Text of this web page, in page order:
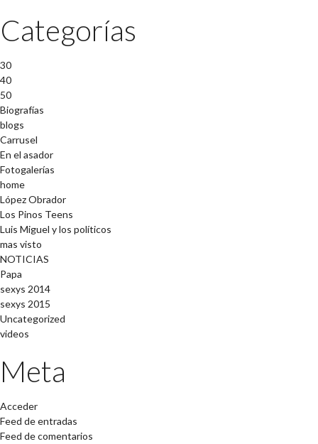
Categorías
30
40
50
Biografías
blogs
Carrusel
En el asador
Fotogalerías
home
López Obrador
Los Pinos Teens
Luis Miguel y los políticos
mas visto
NOTICIAS
Papa
sexys 2014
sexys 2015
Uncategorized
videos
Meta
Acceder
Feed de entradas
Feed de comentarios